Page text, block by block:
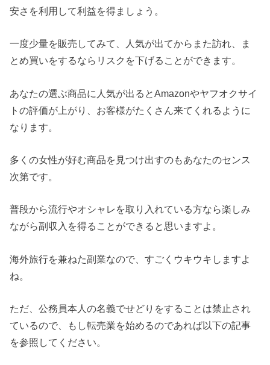
安さを利用して利益を得ましょう。
一度少量を販売してみて、人気が出てからまた訪れ、ま
とめ買いをするならリスクを下げることができます。
あなたの選ぶ商品に人気が出るとAmazonやヤフオクサイ
トの評価が上がり、お客様がたくさん来てくれるように
なります。
多くの女性が好む商品を見つけ出すのもあなたのセンス
次第です。
普段から流行やオシャレを取り入れている方なら楽しみ
ながら副収入を得ることができると思いますよ。
海外旅行を兼ねた副業なので、すごくウキウキしますよ
ね。
ただ、公務員本人の名義でせどりをすることは禁止され
ているので、もし転売業を始めるのであれば以下の記事
を参照してください。